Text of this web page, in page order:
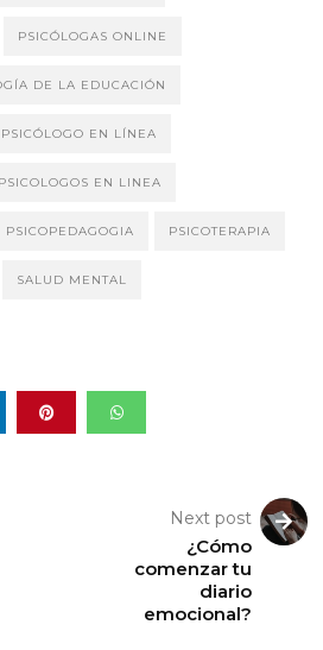
PSICÓLOGAS ONLINE
DE LA EDUCACIÓN
PSICÓLOGO EN LÍNEA
PSICOLOGOS EN LINEA
PSICOPEDAGOGIA PSICOTERAPIA
SALUD MENTAL
Next post
¿Cómo
comenzar tu
diario
emocional?